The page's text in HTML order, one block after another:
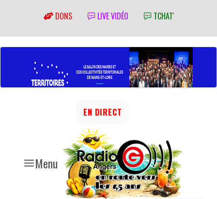
DONS LIVE VIDÉO TCHAT'
Menu
EN DIRECT